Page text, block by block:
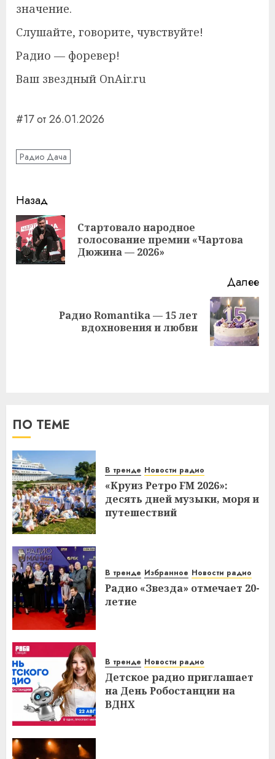
значение.
Слушайте, говорите, чувствуйте!
Радио — форевер!
Ваш звездный OnAir.ru
#17 от 26.01.2026
Радио Дача
Навигация
записи
Назад
Стартовало народное
голосование премии «Чартова
Дюжина — 2026»
Далее
СледующаяРадио Romantika — 15 лет
вдохновения и любви
ПО ТЕМЕ
В тренде Новости радио
«Круиз Ретро FM 2026»:
десять дней музыки, моря и
путешествий
В тренде Избранное Новости радио
Радио «Звезда» отмечает 20-
летие
В тренде Новости радио
Детское радио приглашает
на День Робостанции на
ВДНХ